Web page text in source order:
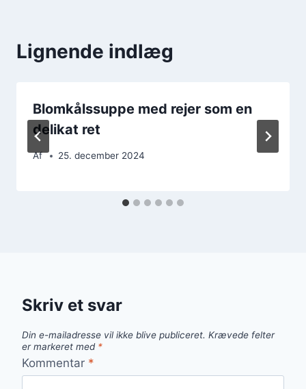
Lignende indlæg
Blomkålssuppe med rejer som en
delikat ret
Af 25. december 2024
Skriv et svar
Din e-mailadresse vil ikke blive publiceret. Krævede felter
er markeret med *
Kommentar *